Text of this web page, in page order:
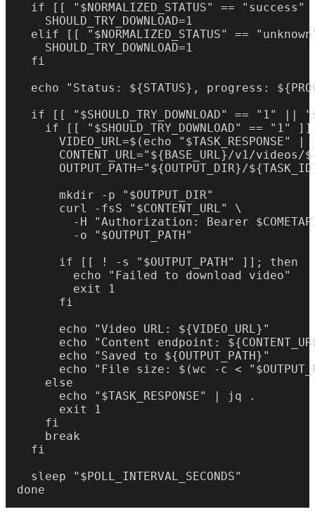
if [[ "$NORMALIZED_STATUS" == "success"
    SHOULD_TRY_DOWNLOAD=1
elif [[ "$NORMALIZED_STATUS" ==
    SHOULD_TRY_DOWNLOAD=1
  fi
echo "Status: ${STATUS}, progress:
if [[ "$SHOULD_TRY_DOWNLOAD" == "1" ||
if [[ "$SHOULD_TRY_DOWNLOAD" == "1"
VIDEO_URL=$(echo "$TASK_RESPONSE" |
CONTENT_URL="${BASE_URL}/v1/videos/
OUTPUT_PATH="${OUTPUT_DIR}/
      mkdir -p "$OUTPUT_DIR"
      curl -fsS "$CONTENT_URL" \
-H "Authorization: Bearer
        -o "$OUTPUT_PATH"
      if [[ ! -s "$OUTPUT_PATH" ]]; then
        echo "Failed to download video"
        exit 1
      fi
      echo "Video URL: ${VIDEO_URL}"
echo "Content endpoint:
      echo "Saved to ${OUTPUT_PATH}"
echo "File size: $(wc -c <
    else
      echo "$TASK_RESPONSE" | jq .
      exit 1
    fi
    break
  fi
  sleep "$POLL_INTERVAL_SECONDS"
done